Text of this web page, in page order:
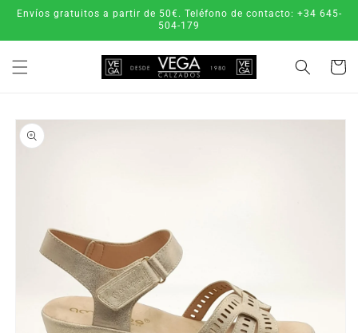
directamente
Envíos gratuitos a partir de 50€. Teléfono de contacto: +34 645-
504-179
Carrito
directamente
a la
información